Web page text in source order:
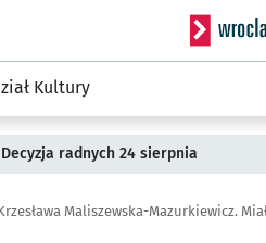
Serwis
Kultury
radnych 24 sierpnia
Maliszewska-Mazurkiewicz.